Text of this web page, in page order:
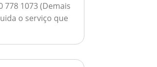
778 1073 (Demais
o serviço que